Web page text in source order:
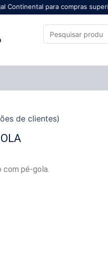
para compras superiores a 20€
de clientes)
com pé-gola.